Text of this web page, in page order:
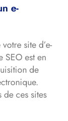
e-
site d’e-
SEO est en
de
ces sites